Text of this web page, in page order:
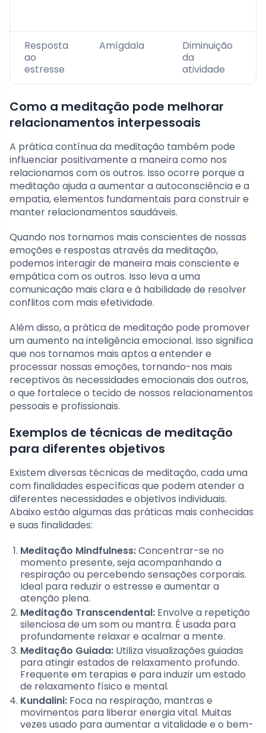
Resposta
ao
estresse
Amígdala
Diminuição
da
atividade
Como a meditação pode melhorar
relacionamentos interpessoais
A prática contínua da meditação também pode
influenciar positivamente a maneira como nos
relacionamos com os outros. Isso ocorre porque a
meditação ajuda a aumentar a autoconsciência e a
empatia, elementos fundamentais para construir e
manter relacionamentos saudáveis.
Quando nos tornamos mais conscientes de nossas
emoções e respostas através da meditação,
podemos interagir de maneira mais consciente e
empática com os outros. Isso leva a uma
comunicação mais clara e à habilidade de resolver
conflitos com mais efetividade.
Além disso, a prática de meditação pode promover
um aumento na inteligência emocional. Isso significa
que nos tornamos mais aptos a entender e
processar nossas emoções, tornando-nos mais
receptivos às necessidades emocionais dos outros,
o que fortalece o tecido de nossos relacionamentos
pessoais e profissionais.
Exemplos de técnicas de meditação
para diferentes objetivos
Existem diversas técnicas de meditação, cada uma
com finalidades específicas que podem atender a
diferentes necessidades e objetivos individuais.
Abaixo estão algumas das práticas mais conhecidas
e suas finalidades:
Meditação Mindfulness:Concentrar-se no
momento presente, seja acompanhando a
respiração ou percebendo sensações corporais.
Ideal para reduzir o estresse e aumentar a
atenção plena.
Meditação Transcendental: Envolve a repetição
silenciosa de um som ou mantra. É usada para
profundamente relaxar e acalmar a mente.
Meditação Guiada: Utiliza visualizações guiadas
para atingir estados de relaxamento profundo.
Frequente em terapias e para induzir um estado
de relaxamento físico e mental.
Kundalini: Foca na respiração, mantras e
movimentos para liberar energia vital. Muitas
vezes usado para aumentar a vitalidade e o bem-